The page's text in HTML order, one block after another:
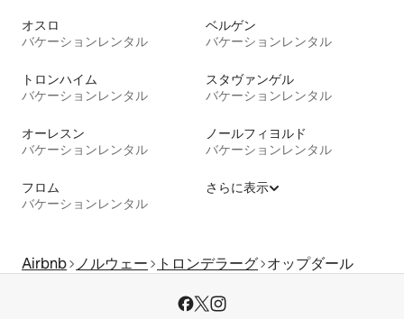
オスロ
バケーションレンタル
ベルゲン
バケーションレンタル
トロンハイム
バケーションレンタル
スタヴァンゲル
バケーションレンタル
オーレスン
バケーションレンタル
ノールフィヨルド
バケーションレンタル
フロム
バケーションレンタル
さらに表示
Airbnb ノルウェー トロンデラーグ オップダール